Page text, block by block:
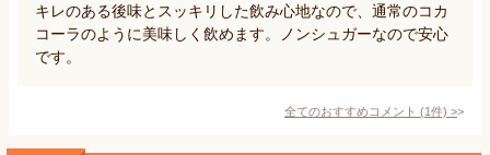
キレのある後味とスッキリした飲み心地なので、通常のコカ
コーラのように美味しく飲めます。ノンシュガーなので安心
です。
全てのおすすめコメント (1件) >